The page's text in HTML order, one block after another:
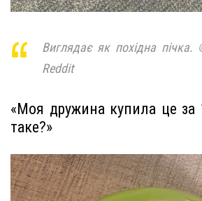
Виглядає як похідна
Reddit
«Моя дружина купила це
таке?»